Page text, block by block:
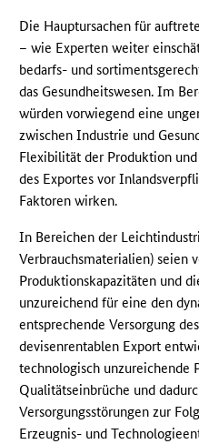
Die Hauptursachen für
– wie Experten weiter
bedarfs- und
das Gesundheitswesen. Im
würden vorwiegend eine
zwischen Industrie und
Flexibilität der Produktion
des Exportes vor
Faktoren wirken.
In Bereichen der
Verbrauchsmaterialien) seien
Produktionskapazitäten und
unzureichend für eine den
entsprechende Versorgung
devisenrentablen Export
technologisch unzureichende
Qualitätseinbrüche und
Versorgungsstörungen zur
Erzeugnis- und